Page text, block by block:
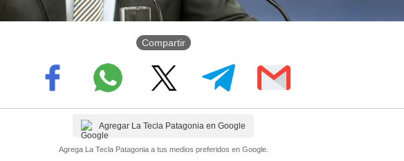
Compartir
Agregar La Tecla Patagonia en Google
Agrega La Tecla Patagonia a tus medios preferidos en Google.